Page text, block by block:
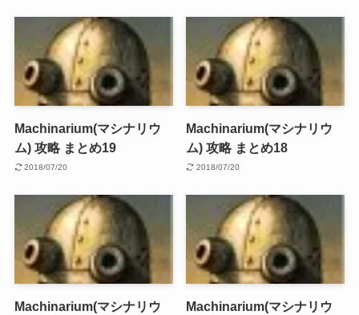
Machinarium(マシナリウ
ム) 攻略 まとめ19
2018/07/20
Machinarium(マシナリウ
ム) 攻略 まとめ18
2018/07/20
Machinarium(マシナリウ
Machinarium(マシナリウ